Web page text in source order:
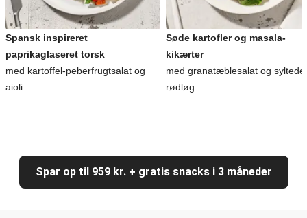
Spansk inspireret
paprikaglaseret torsk
med kartoffel-peberfrugtsalat og
aioli
Søde kartofler og masala-
kikærter
med granatæblesalat og syltede
rødløg
Spar op til 959 kr. + gratis snacks i 3 måneder